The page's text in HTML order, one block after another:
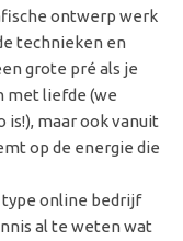
ontwerp werk
technieken en
grote pré als je
met liefde (we
maar ook vanuit
op de energie die
online bedrijf
al te weten wat